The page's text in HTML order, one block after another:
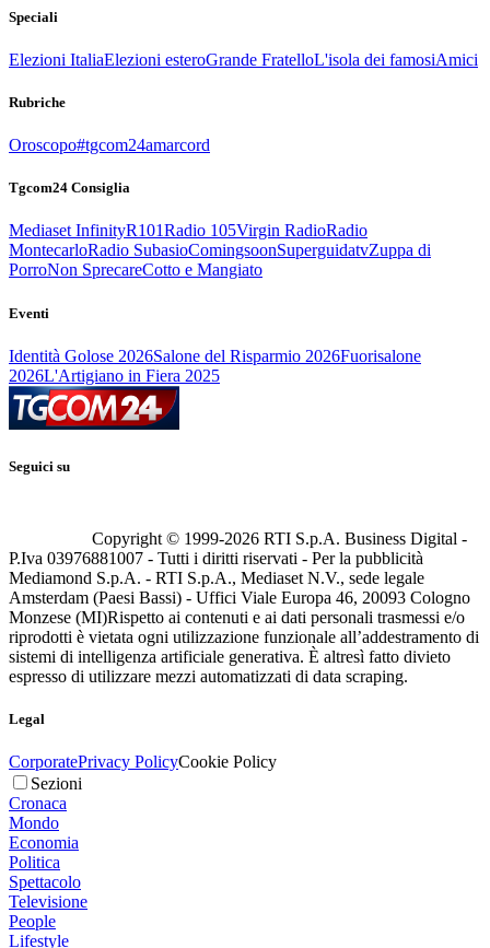
Speciali
Elezioni ItaliaElezioni esteroGrande FratelloL'isola dei famosiAmici
Rubriche
Oroscopo#tgcom24amarcord
Tgcom24 Consiglia
Mediaset InfinityR101Radio 105Virgin RadioRadio
MontecarloRadio SubasioComingsoonSuperguidatvZuppa di
PorroNon SprecareCotto e Mangiato
Eventi
Identità Golose 2026Salone del Risparmio 2026Fuorisalone
2026L'Artigiano in Fiera 2025
Seguici su
Copyright © 1999-2026 RTI S.p.A. Business Digital -
P.Iva 03976881007 - Tutti i diritti riservati - Per la pubblicità
Mediamond S.p.A. - RTI S.p.A., Mediaset N.V., sede legale
Amsterdam (Paesi Bassi) - Uffici Viale Europa 46, 20093 Cologno
Monzese (MI)Rispetto ai contenuti e ai dati personali trasmessi e/o
riprodotti è vietata ogni utilizzazione funzionale all’addestramento di
sistemi di intelligenza artificiale generativa. È altresì fatto divieto
espresso di utilizzare mezzi automatizzati di data scraping.
Legal
CorporatePrivacy PolicyCookie Policy
Sezioni
Cronaca
Mondo
Economia
Politica
Spettacolo
Televisione
People
Lifestyle